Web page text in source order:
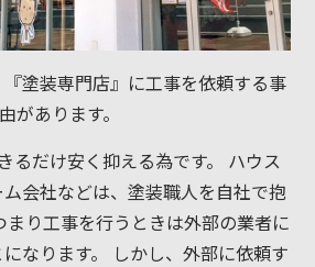
塗装専門店』に工事を依頼する事
があります。
るだけ安く抑える為です。 ハウス
会社などは、塗装職人を自社で抱
まり工事を行うときは外部の業者に
なります。 しかし、外部に依頼す